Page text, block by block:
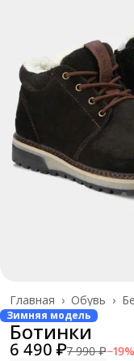
Обувь ›
Главная ›
Зимняя модель
Ботинки
6 490 ₽7 990 ₽−19%